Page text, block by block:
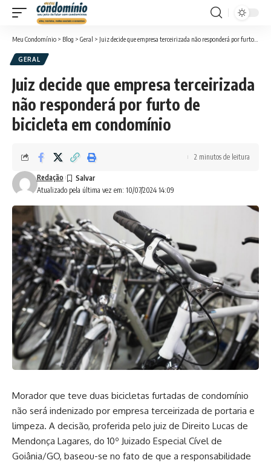
Meu Condomínio > Blog > Geral > Juiz decide que empresa terceirizada não responderá por furto de bicicleta em condomínio
GERAL
Juiz decide que empresa terceirizada
não responderá por furto de
bicicleta em condomínio
Atualizado pela última vez em: 10/07/2024 14:09
Redação
2 minutos de leitura
Morador que teve duas bicicletas furtadas de condomínio
não será indenizado por empresa terceirizada de portaria e
limpeza. A decisão, proferida pelo juiz de Direito Lucas de
Mendonça Lagares, do 10º Juizado Especial Cível de
Goiânia/GO, baseou-se no fato de que a responsabilidade